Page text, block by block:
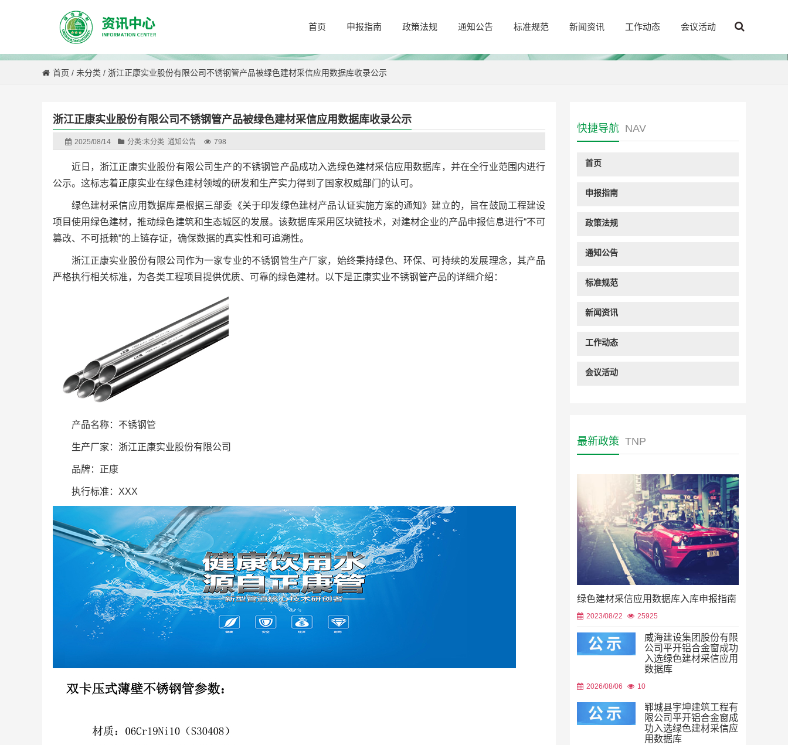
首页 申报指南 政策法规 通知公告 标准规范 新闻资讯 工作动态 会议活动
首页 / 未分类 / 浙江正康实业股份有限公司不锈钢管产品被绿色建材采信应用数据库收录公示
浙江正康实业股份有限公司不锈钢管产品被绿色建材采信应用数据库收录公示
2025/08/14 分类:未分类 通知公告 798
近日，浙江正康实业股份有限公司生产的不锈钢管产品成功入选绿色建材采信应用数据库，并在全行业范围内进行
公示。这标志着正康实业在绿色建材领域的研发和生产实力得到了国家权威部门的认可。
绿色建材采信应用数据库是根据三部委《关于印发绿色建材产品认证实施方案的通知》建立的，旨在鼓励工程建设
项目使用绿色建材，推动绿色建筑和生态城区的发展。该数据库采用区块链技术，对建材企业的产品申报信息进行“不可
篡改、不可抵赖”的上链存证，确保数据的真实性和可追溯性。
浙江正康实业股份有限公司作为一家专业的不锈钢管生产厂家，始终秉持绿色、环保、可持续的发展理念，其产品
严格执行相关标准，为各类工程项目提供优质、可靠的绿色建材。以下是正康实业不锈钢管产品的详细介绍：
产品名称：不锈钢管
生产厂家：浙江正康实业股份有限公司
品牌：正康
执行标准：XXX
快捷导航 NAV
首页
申报指南
政策法规
通知公告
标准规范
新闻资讯
工作动态
会议活动
最新政策 TNP
绿色建材采信应用数据库入库申报指南
2023/08/22 25925
威海建设集团股份有限
公司平开铝合金窗成功
入选绿色建材采信应用
数据库
2026/08/06 10
郓城县宇坤建筑工程有
限公司平开铝合金窗成
功入选绿色建材采信应
用数据库